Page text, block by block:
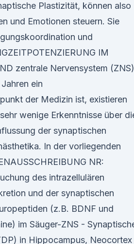
Plastizität, können also
und Emotionen steuern. Sie
und
IM
zentrale Nervensystem (ZNS)
ein
der Medizin ist, existieren
wenige Erkenntnisse über
der synaptischen
In der vorliegenden
NR:
des intrazellulären
und der synaptischen
(z.B. BDNF und
im Säuger-ZNS -
in Hippocampus, Neocortex